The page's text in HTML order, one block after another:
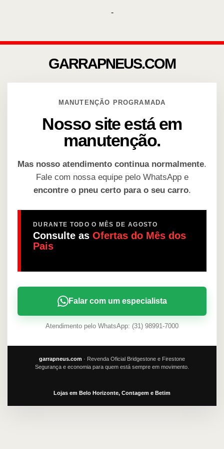
-
GARRAPNEUS.COM
MANUTENÇÃO PROGRAMADA
Nosso site está em
manutenção.
Mas nosso atendimento continua normalmente.
Fale com nossa equipe pelo WhatsApp e
encontre o pneu certo para o seu carro.
DURANTE TODO O MÊS DE AGOSTO
Consulte as Ofertas do Mês dos
Pais
Falar com um especialista
Atendimento pelo WhatsApp: (31) 98991-7000
garrapneus.com · Revenda Oficial Bridgestone e Firestone
Segurança e economia para quem está sempre em movimento.
Lojas em Belo Horizonte, Contagem e Betim